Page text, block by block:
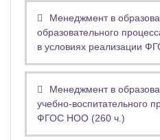
Менеджмент в
образовательного
в условиях реализации
Менеджмент в
учебно-воспитательного
ФГОС НОО (260 ч.)